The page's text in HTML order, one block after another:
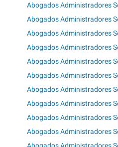
Abogados Administradores
Abogados Administradores
Abogados Administradores
Abogados Administradores
Abogados Administradores
Abogados Administradores
Abogados Administradores
Abogados Administradores
Abogados Administradores
Abogados Administradores
Abogados Administradores